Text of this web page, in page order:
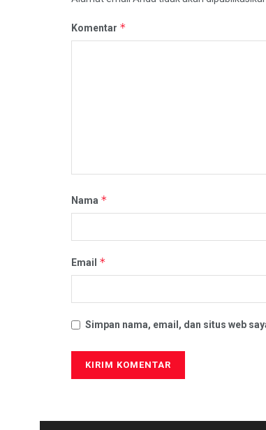
Komentar *
Nama *
Email *
Simpan nama, email, dan situs web